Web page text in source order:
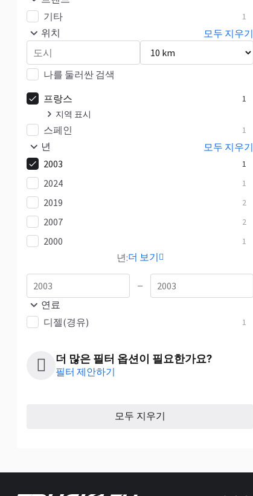
기타 1
위치 모두 지우기
나를 둘러싼 검색
프랑스
1
지역 표시
Île-de-France 1
스페인 1
년
모두 지우기
2003
1
2024 1
2019 2
2007 2
2000 1
년:더 보기
—
연료
디젤(경유) 1
더 많은 필터 옵션이 필요한가요?
필터 제안하기
모두 지우기